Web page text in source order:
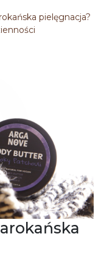
pielęgnacja?